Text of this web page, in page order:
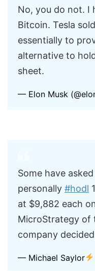
No, you do not. I
Bitcoin. Tesla
essentially to
alternative to
sheet.
— Elon Musk
Some have
personally #hodl
at $9,882 each
MicroStrategy of
company
— Michael Saylor